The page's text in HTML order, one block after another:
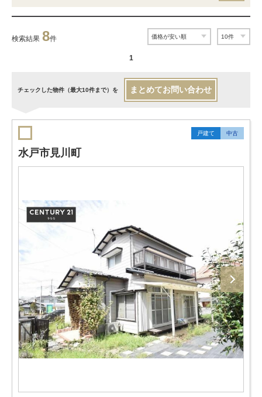
検索結果 8件
1
チェックした物件（最大10件まで）を まとめてお問い合わせ
戸建て 中古
水戸市見川町